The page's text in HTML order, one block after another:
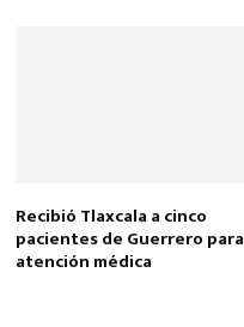
Recibió Tlaxcala a cinco
pacientes de Guerrero para
atención médica